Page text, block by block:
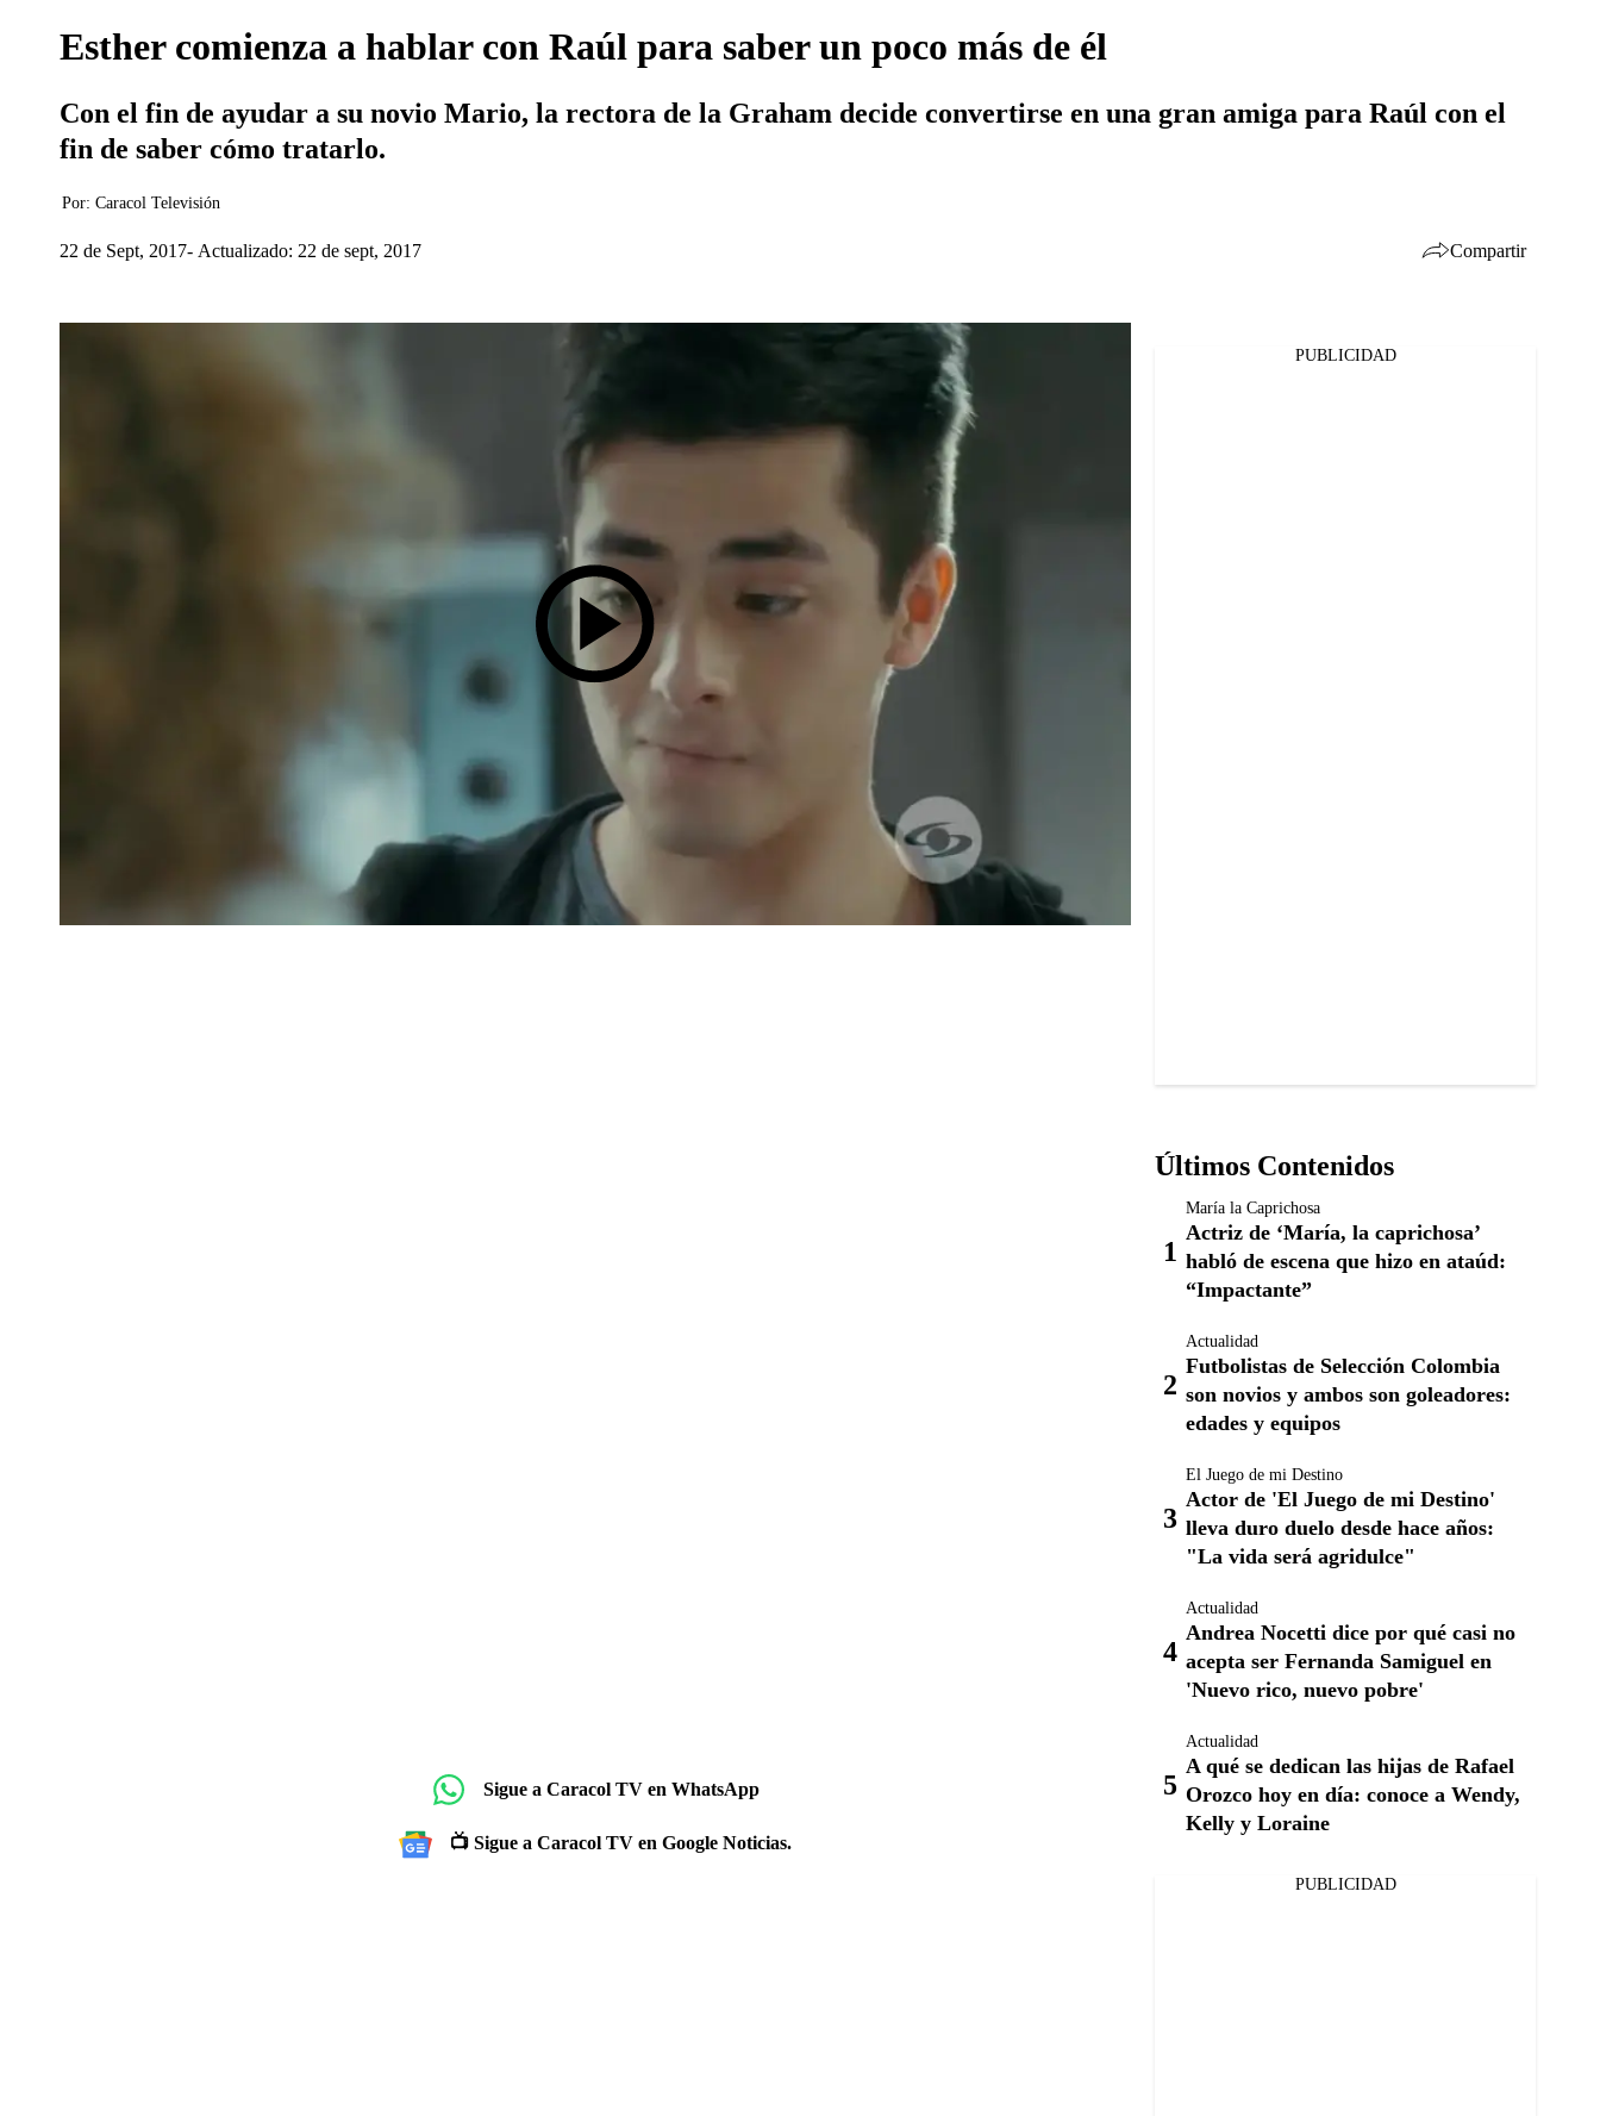
Esther comienza a hablar con Raúl para saber un poco más de él
Con el fin de ayudar a su novio Mario, la rectora de la Graham decide convertirse en una gran amiga para Raúl con el
fin de saber cómo tratarlo.
Por: Caracol Televisión
22 de Sept, 2017 Actualizado: 22 de sept, 2017 Compartir
Sigue a Caracol TV en WhatsApp
📺 Sigue a Caracol TV en Google Noticias.
PUBLICIDAD
Últimos Contenidos
María la Caprichosa
Actriz de ‘María, la caprichosa’
habló de escena que hizo en ataúd:
“Impactante”
Actualidad
Futbolistas de Selección Colombia
son novios y ambos son goleadores:
edades y equipos
El Juego de mi Destino
Actor de 'El Juego de mi Destino'
lleva duro duelo desde hace años:
"La vida será agridulce"
Actualidad
Andrea Nocetti dice por qué casi no
acepta ser Fernanda Samiguel en
'Nuevo rico, nuevo pobre'
Actualidad
A qué se dedican las hijas de Rafael
Orozco hoy en día: conoce a Wendy,
Kelly y Loraine
PUBLICIDAD